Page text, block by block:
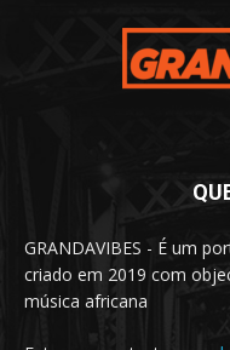
GRANDAVIBES - É um
criado em 2019 com
música africana